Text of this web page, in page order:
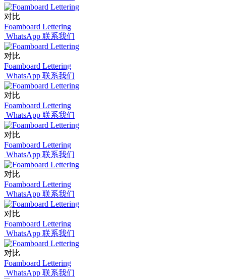
对比
Foamboard Lettering
WhatsApp 联系我们
对比
Foamboard Lettering
WhatsApp 联系我们
对比
Foamboard Lettering
WhatsApp 联系我们
对比
Foamboard Lettering
WhatsApp 联系我们
对比
Foamboard Lettering
WhatsApp 联系我们
对比
Foamboard Lettering
WhatsApp 联系我们
对比
Foamboard Lettering
WhatsApp 联系我们